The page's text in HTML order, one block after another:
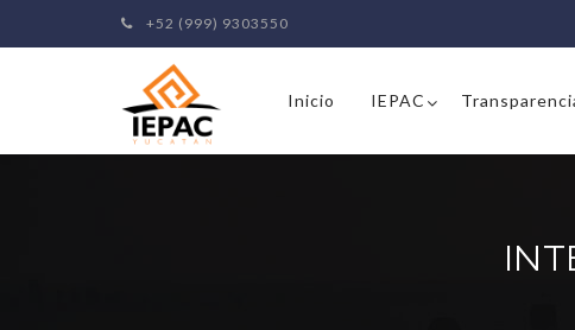
+52 (999) 9303550
Inicio IEPAC